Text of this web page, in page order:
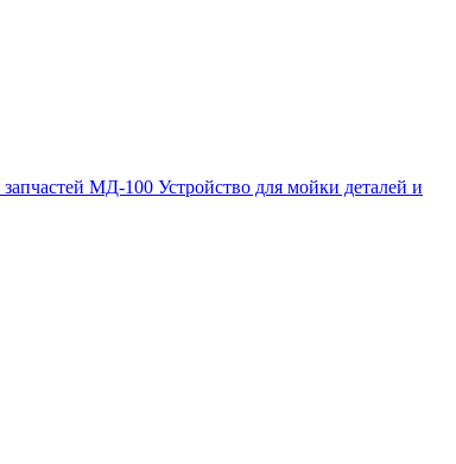
запчастей МД-100 Устройство для мойки деталей и